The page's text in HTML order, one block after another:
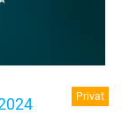
Privat